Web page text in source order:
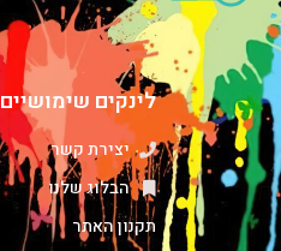
לינקים שימושיים
יצירת קשר
הבלוג שלנו
תקנון האתר